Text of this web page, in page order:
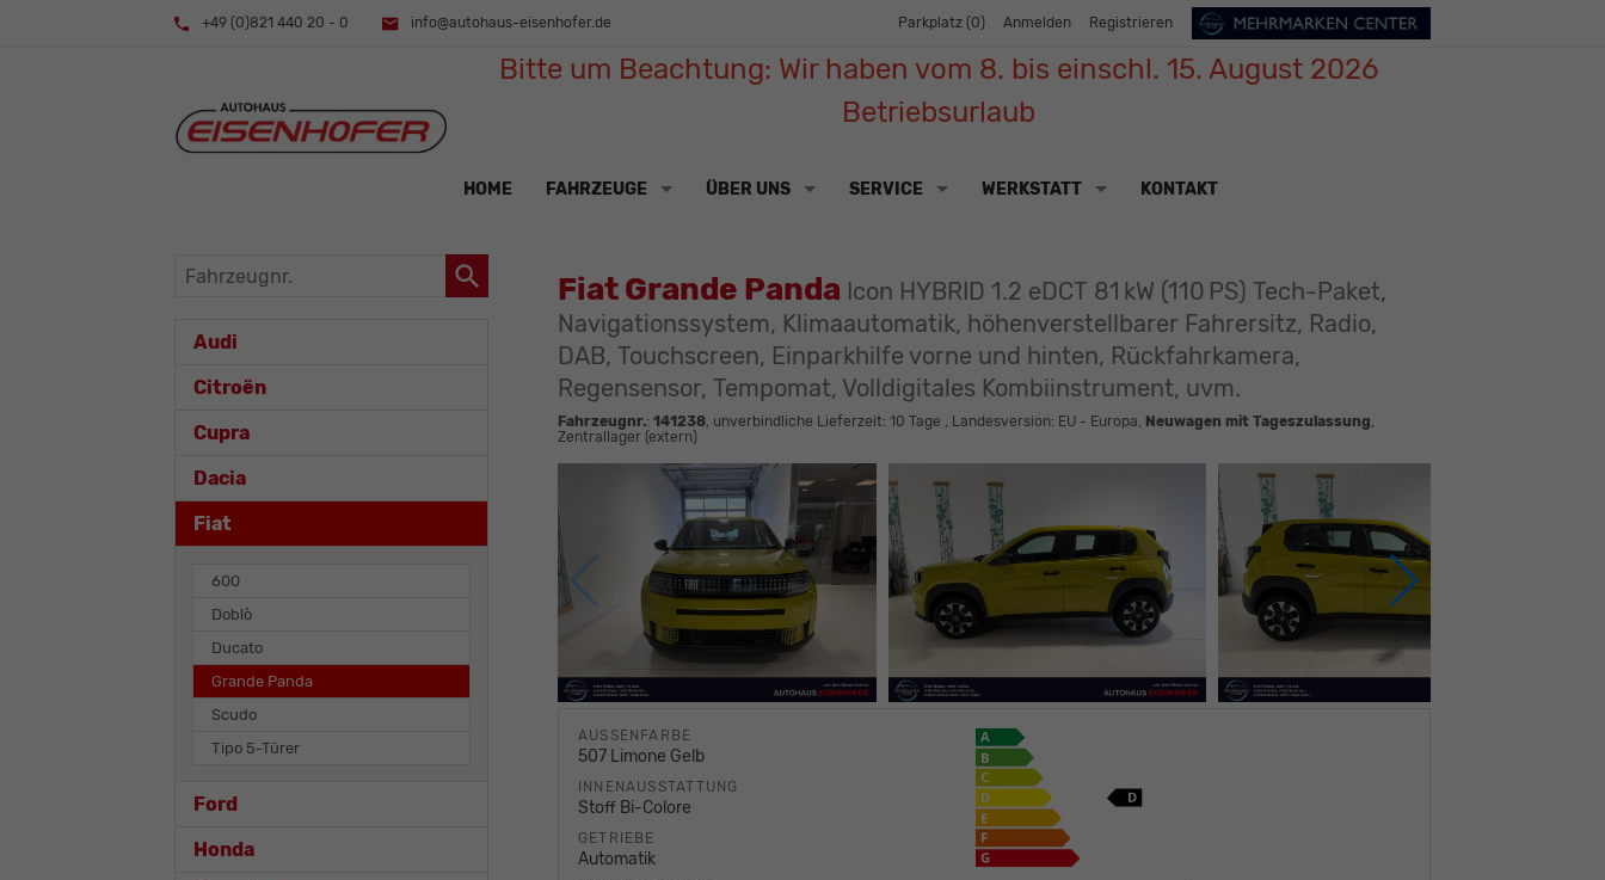
+49 (0)821 440 20 - 0 info@autohaus-eisenhofer.de Parkplatz (0) Anmelden Registrieren
Bitte um Beachtung: Wir haben vom 8. bis einschl. 15. August 2026
Betriebsurlaub
HOME FAHRZEUGE ÜBER UNS SERVICE WERKSTATT KONTAKT
Fiat Grande Panda Icon HYBRID 1.2 eDCT 81 kW (110 PS) Tech-Paket,
Navigationssystem, Klimaautomatik, höhenverstellbarer Fahrersitz, Radio,
DAB, Touchscreen, Einparkhilfe vorne und hinten, Rückfahrkamera,
Regensensor, Tempomat, Volldigitales Kombiinstrument, uvm.
Fahrzeugnr.: 141238, unverbindliche Lieferzeit: 10 Tage , Landesversion: EU - Europa, Neuwagen mit Tageszulassung,
Zentrallager (extern)
AUSSENFARBE
507 Limone Gelb
INNENAUSSTATTUNG
Stoff Bi-Colore
GETRIEBE
Automatik
Fahrzeugnr.
Audi
Citroën
Cupra
Dacia
Fiat
600
Doblò
Ducato
Grande Panda
Scudo
Tipo 5-Türer
Ford
Honda